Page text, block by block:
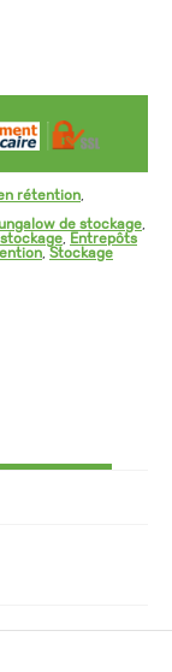
rétention
de stockage
Entrepôts
Stockage